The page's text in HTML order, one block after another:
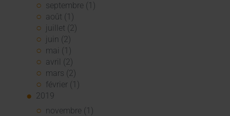
septembre (1)
août (1)
juillet (2)
juin (2)
mai (1)
avril (2)
mars (2)
février (1)
2019
novembre (1)